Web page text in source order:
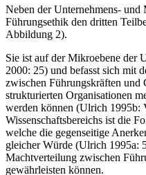
Neben der Unternehmens- und
Führungsethik den dritten
Abbildung 2).
Sie ist auf der Mikroebene der
2000: 25) und befasst sich mit
zwischen Führungskräften und
strukturierten Organisationen
werden können (Ulrich 1995b:
Wissenschaftsbereichs ist die
welche die gegenseitige
gleicher Würde (Ulrich 1995a:
Machtverteilung zwischen
gewährleisten können.